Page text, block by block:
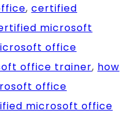
, certified
microsoft
office
office trainer, how
office
microsoft office